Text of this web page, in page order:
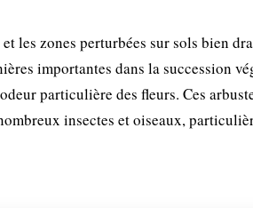
les zones perturbées sur sols bien
importantes dans la succession
particulière des fleurs. Ces
insectes et oiseaux,